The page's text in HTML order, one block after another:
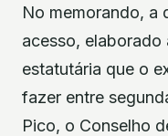
No memorando, a
acesso,
estatutária que o
fazer entre
Pico, o Conselho